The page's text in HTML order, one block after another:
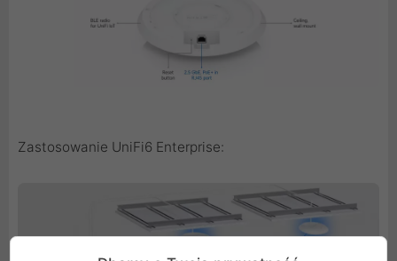
Zastosowanie UniFi6 Enterprise: